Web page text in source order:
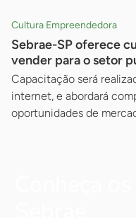
Cultura Empreendedora
Sebrae-SP oferece
vender para o setor
Capacitação será
internet, e abordará
oportunidades de